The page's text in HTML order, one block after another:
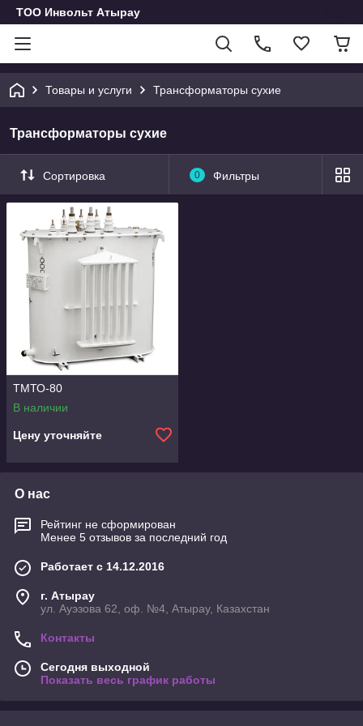
ТОО Инвольт Атырау
Товары и услуги Трансформаторы сухие
Трансформаторы сухие
Сортировка 0 Фильтры
ТМТО-80
В наличии
Цену уточняйте
О нас
Рейтинг не сформирован
Менее 5 отзывов за последний год
Работает с 14.12.2016
г. Атырау
ул. Ауэзова 62, оф. №4, Атырау, Казахстан
Контакты
Сегодня выходной
Показать весь график работы